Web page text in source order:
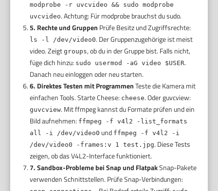
modprobe -r uvcvideo && sudo modprobe
uvcvideo. Achtung: Für modprobe brauchst du sudo.
5. Rechte und Gruppen Prüfe Besitz und Zugriffsrechte:
ls -l /dev/video0. Der Gruppenzugehörige ist meist
video. Zeigt groups, ob du in der Gruppe bist. Falls nicht,
füge dich hinzu: sudo usermod -aG video $USER.
Danach neu einloggen oder neu starten.
6. Direktes Testen mit ProgrammenTeste die Kamera mit
einfachen Tools. Starte Cheese: cheese. Oder guvcview:
guvcview. Mit ffmpeg kannst du Formate prüfen und ein
Bild aufnehmen: ffmpeg -f v4l2 -list_formats
all -i /dev/video0 und ffmpeg -f v4l2 -i
/dev/video0 -frames:v 1 test.jpg. Diese Tests
zeigen, ob das V4L2-Interface funktioniert.
7. Sandbox-Probleme bei Snap und FlatpakSnap-Pakete
verwenden Schnittstellen. Prüfe Snap-Verbindungen: